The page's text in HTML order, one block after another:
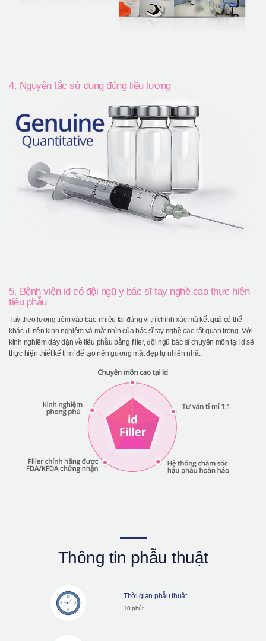
4. Nguyên tắc sử dụng đúng liều lượng
5. Bệnh viện id có đội ngũ y bác sĩ tay nghề cao thực hiện
tiểu phẫu
Tuỳ theo lượng tiêm vào bao nhiêu tại đúng vị trí chính xác mà kết quả có thể
khác đi nên kinh nghiệm và mắt nhìn của bác sĩ tay nghề cao rất quan trọng. Với
kinh nghiệm dày dặn về tiểu phẫu bằng filler, đội ngũ bác sĩ chuyên môn tại id sẽ
thực hiện thiết kế tỉ mỉ để tạo nên gương mặt đẹp tự nhiên nhất.
Thông tin phẫu thuật
Thời gian phẫu thuật
10 phút